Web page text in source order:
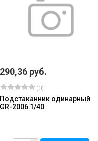
290,36 руб.
(0)
Подстаканник одинарный
GR-2006 1/40